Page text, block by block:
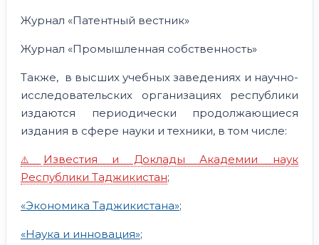
Журнал «Патентный вестник»
Журнал «Промышленная собственность»
Также, в высших учебных заведениях и научно-
исследовательских организациях республики
издаются периодически продолжающиеся
издания в сфере науки и техники, в том числе:
Известия и Доклады Академии наук
Республики Таджикистан;
«Экономика Таджикистана»;
«Наука и инновация»;